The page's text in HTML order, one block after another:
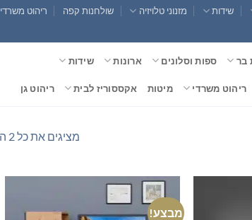
שידות מזנוני טלויזיה שולחנות קפה ריהוט משרדי
בר ספות וסלונים ארונות שידות
ריהוט משרדי מיטות אקססוריז לבית ריהוט גן
מציגים את כל ⁦2⁩ התוצאות
מבצע!